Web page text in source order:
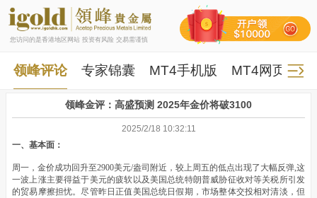
您访问的是香港地区网站 投资有风险 交易需谨慎
领峰评论 专家锦囊 MT4手机版 MT4网页版
领峰金评：高盛预测 2025年金价将破3100
2025/2/18 10:32:11
一、基本面：
周一，金价成功回升至2900美元/盎司附近，较上周五的低点出现了大幅反弹,这
一波上涨主要得益于美元的疲软以及美国总统特朗普威胁征收对等关税所引发
的贸易摩擦担忧。尽管昨日正值美国总统日假期，市场整体交投相对清淡，但